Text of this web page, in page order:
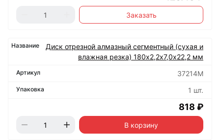
Заказать
Диск отрезной алмазный сегментный (сухая и
влажная резка) 180х2,2х7,0х22,2 мм
37214М
1 шт.
818 ₽
В корзину